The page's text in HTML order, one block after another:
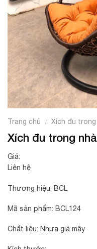
Trang chủ / Xích đu trong
Xích đu trong
Giá:
Liên hệ
Thương hiệu: BCL
Mã sản phẩm: BCL124
Chất liệu: Nhựa giả mây